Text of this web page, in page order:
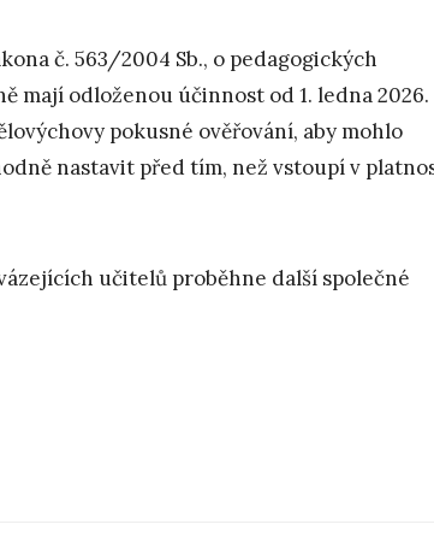
č. 563/2004 Sb., o pedagogických
mají odloženou účinnost od 1. ledna 2026.
pokusné ověřování, aby mohlo
nastavit před tím, než vstoupí v
učitelů proběhne další společné